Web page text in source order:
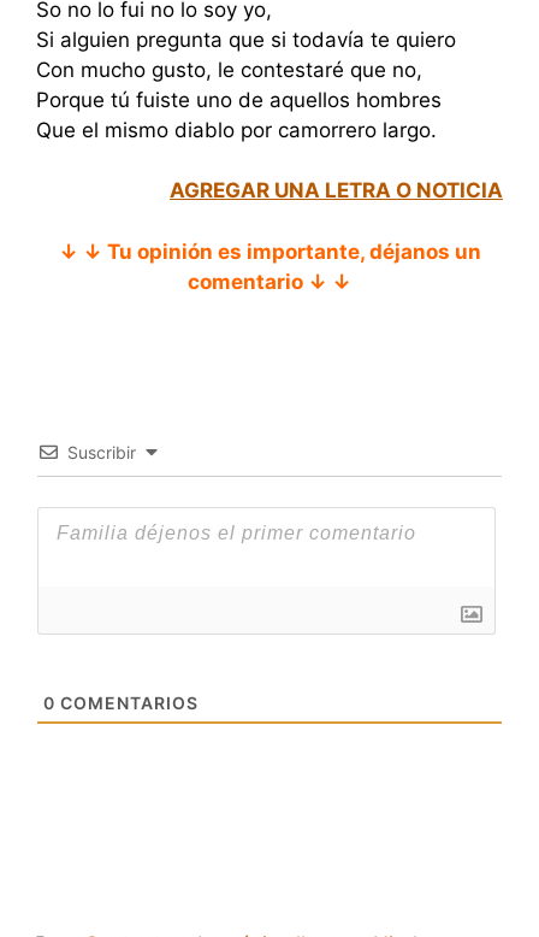
So no lo fui no lo soy yo,
Si alguien pregunta que si todavía te quiero
Con mucho gusto, le contestaré que no,
Porque tú fuiste uno de aquellos hombres
Que el mismo diablo por camorrero largo.
AGREGAR UNA LETRA O NOTICIA
↓ ↓ Tu opinión es importante, déjanos un
comentario ↓ ↓
Suscribir
0 COMENTARIOS